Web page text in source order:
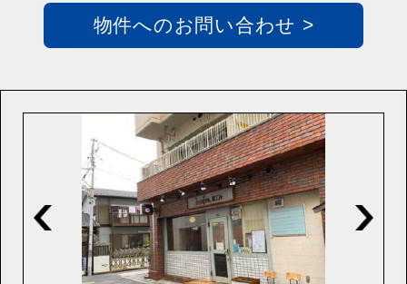
物件へのお問い合わせ >